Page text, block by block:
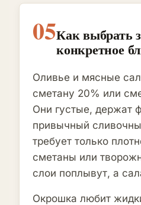
05Как выбрать
конкретное
Оливье и мясные
сметану 20% или
Они густые, держат
привычный
требует только
сметаны или
слои поплывут, а
Окрошка любит